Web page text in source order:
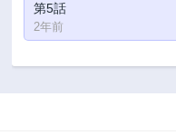
第5話
2年前